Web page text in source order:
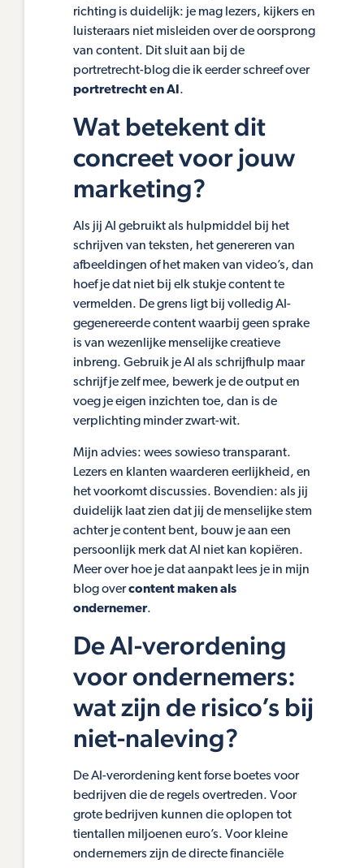
richting is duidelijk: je mag lezers, kijkers en
luisteraars niet misleiden over de oorsprong
van content. Dit sluit aan bij de
portretrecht-blog die ik eerder schreef over
portretrecht en AI .
Wat betekent dit
concreet voor jouw
marketing?
Als jij AI gebruikt als hulpmiddel bij het
schrijven van teksten, het genereren van
afbeeldingen of het maken van video’s, dan
hoef je dat niet bij elk stukje content te
vermelden. De grens ligt bij volledig AI-
gegenereerde content waarbij geen sprake
is van wezenlijke menselijke creatieve
inbreng. Gebruik je AI als schrijfhulp maar
schrijf je zelf mee, bewerk je de output en
voeg je eigen inzichten toe, dan is de
verplichting minder zwart-wit.
Mijn advies: wees sowieso transparant.
Lezers en klanten waarderen eerlijkheid, en
het voorkomt discussies. Bovendien: als jij
duidelijk laat zien dat jij de menselijke stem
achter je content bent, bouw je aan een
persoonlijk merk dat AI niet kan kopiëren.
Meer over hoe je dat aanpakt lees je in mijn
blog overcontent maken als
ondernemer.
De AI-verordening
voor ondernemers:
wat zijn de risico’s bij
niet-naleving?
De AI-verordening kent forse boetes voor
bedrijven die de regels overtreden. Voor
grote bedrijven kunnen die oplopen tot
tientallen miljoenen euro’s. Voor kleine
ondernemers zijn de directe financiële